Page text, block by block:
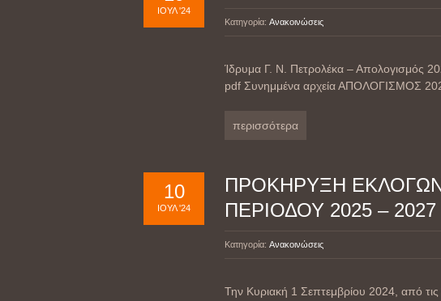
ΙΟΎΛ '24
Κατηγορία: Ανακοινώσεις
Ίδρυμα Γ. Ν. Πετρολέκα – Απολογισμός
pdf Συνημμένα αρχεία ΑΠΟΛΟΓΙΣΜΟΣ
περισσότερα
10
ΙΟΎΛ '24
ΠΡΟΚΗΡΥΞΗ ΕΚΛΟΓΩΝ
ΠΕΡΙΟΔΟΥ 2025 – 2027
Κατηγορία: Ανακοινώσεις
Την Κυριακή 1 Σεπτεμβρίου 2024, από